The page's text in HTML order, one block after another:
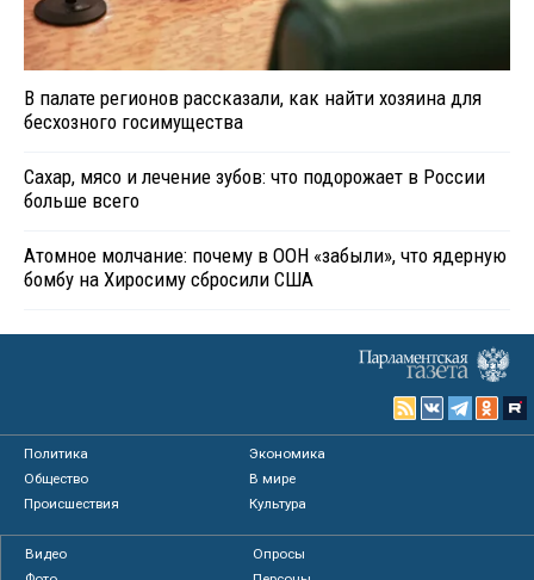
В палате регионов рассказали, как найти хозяина для
бесхозного госимущества
Сахар, мясо и лечение зубов: что подорожает в России
больше всего
Атомное молчание: почему в ООН «забыли», что ядерную
бомбу на Хиросиму сбросили США
Политика
Экономика
Общество
В мире
Происшествия
Культура
Видео
Опросы